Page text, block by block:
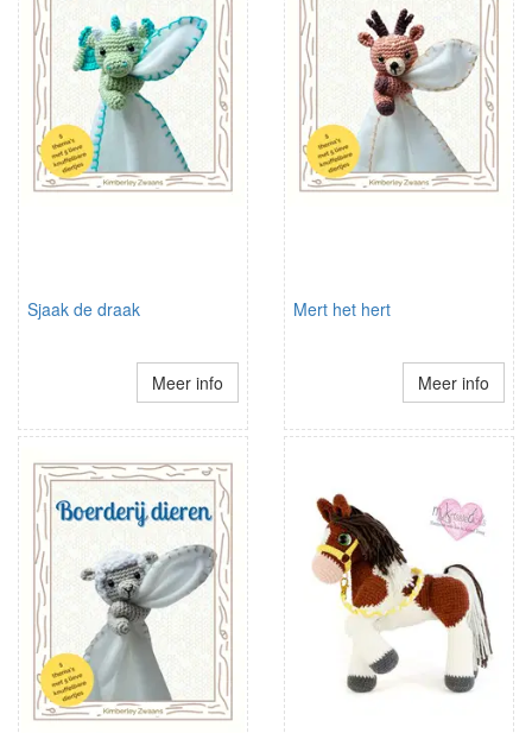
Sjaak de draak
Meer info
Mert het hert
Meer info